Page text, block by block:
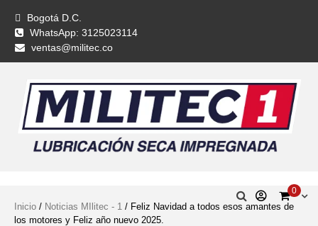
Bogotá D.C.
WhatsApp: 3125023114
ventas@militec.co
0
Inicio / Noticias MIlitec - 1 / Feliz Navidad a todos esos amantes de
los motores y Feliz año nuevo 2025.